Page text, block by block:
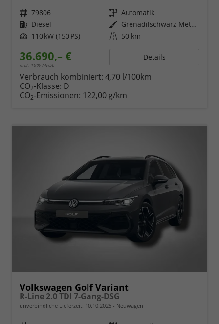
Fahrzeugnr. 79806 Getriebe Automatik
Kraftstoff Diesel Außenfarbe
Grenadilschwarz Metallic
Leistung 110 kW (150 PS) Kilometerstand 50 km
36.690,– €
incl. 19% MwSt.
Details
Verbrauch kombiniert: 4,70 l/100km
CO2-Klasse: D
CO2-Emissionen: 122,00 g/km
Volkswagen Golf Variant
R-Line 2.0 TDI 7-Gang-DSG
unverbindliche Lieferzeit: 10.10.2026 Neuwagen